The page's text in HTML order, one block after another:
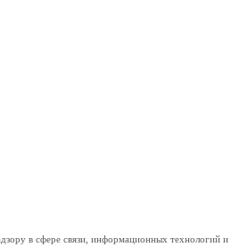
в сфере связи, информационных технологий и